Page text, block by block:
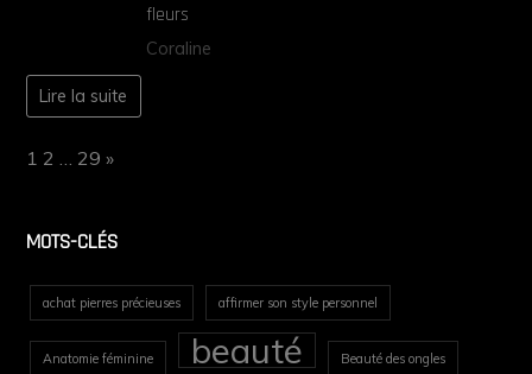
fleurs
Coraline
Lire la suite
Page:
1 2 … 29 Next
»
MOTS-CLÉS
achat pierres précieuses affirmer son style personnel
Anatomie féminine beauté Beauté des ongles